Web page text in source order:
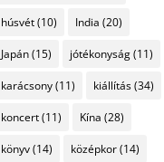
húsvét(10) India (20)
Japán(15) jótékonyság(11)
karácsony(11) kiállítás(34)
koncert(11) Kína (28)
könyv(14) középkor(14)